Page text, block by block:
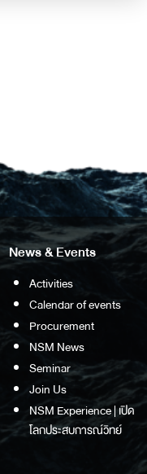
News & Events
Activities
Calendar of events
Procurement
NSM News
Seminar
Join Us
NSM Experience | เปิด
โลกประสบการณ์วิทย์